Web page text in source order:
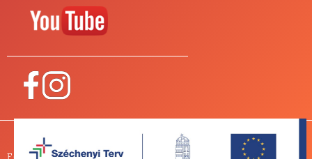
Főtámogatónk PARTNEREINK